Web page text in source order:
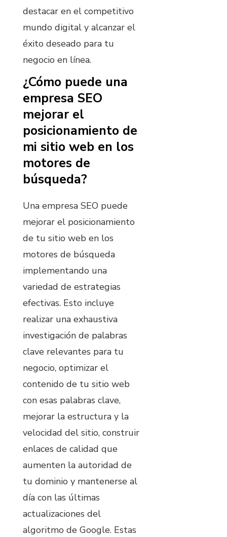
destacar en el competitivo
mundo digital y alcanzar el
éxito deseado para tu
negocio en línea.
¿Cómo puede una
empresa SEO
mejorar el
posicionamiento de
mi sitio web en los
motores de
búsqueda?
Una empresa SEO puede
mejorar el posicionamiento
de tu sitio web en los
motores de búsqueda
implementando una
variedad de estrategias
efectivas. Esto incluye
realizar una exhaustiva
investigación de palabras
clave relevantes para tu
negocio, optimizar el
contenido de tu sitio web
con esas palabras clave,
mejorar la estructura y la
velocidad del sitio, construir
enlaces de calidad que
aumenten la autoridad de
tu dominio y mantenerse al
día con las últimas
actualizaciones del
algoritmo de Google. Estas